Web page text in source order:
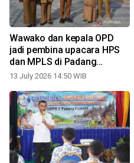
Wawako dan kepala OPD
jadi pembina upacara HPS
dan MPLS di Padang
Panjang
13 July 2026 14:50 WIB